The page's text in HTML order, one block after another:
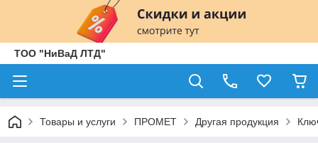
ТОО "НиВаД ЛТД"
Товары и услуги ПРОМЕТ Другая продукция